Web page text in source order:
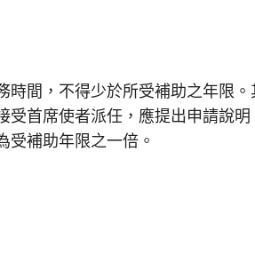
間，不得少於所受補助之年限。
首席使者派任，應提出申請說明
受補助年限之一倍。